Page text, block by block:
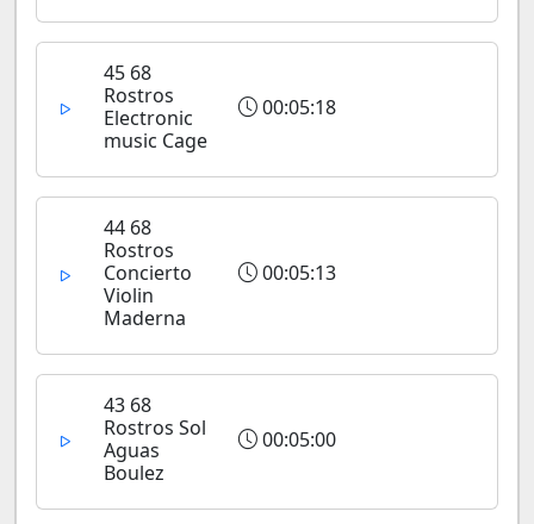
45 68
Rostros
Electronic
music Cage
00:05:18
44 68
Rostros
Concierto
Violin
Maderna
00:05:13
43 68
Rostros Sol
Aguas
Boulez
00:05:00